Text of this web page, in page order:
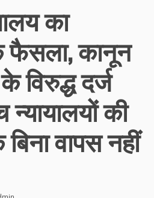
का
फैसला, कानून
विरुद्ध दर्ज
की
वापस नहीं